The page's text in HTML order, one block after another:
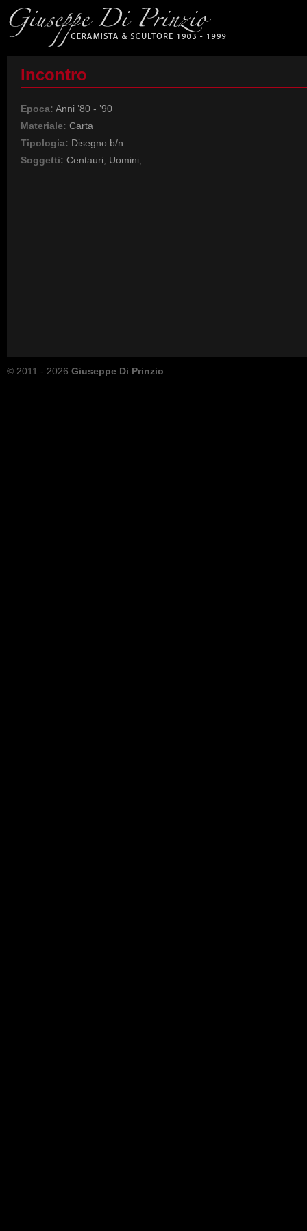
Incontro
Epoca: Anni ’80 - ’90
Materiale: Carta
Tipologia: Disegno b/n
Soggetti: Centauri Uomini
© 2011 - 2026 Giuseppe Di Prinzio